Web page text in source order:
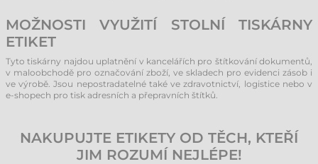
MOŽNOSTI VYUŽITÍ STOLNÍ TISKÁRNY
ETIKET
Tyto tiskárny najdou uplatnění v kancelářích pro štítkování dokumentů,
v maloobchodě pro označování zboží, ve skladech pro evidenci zásob i
ve výrobě. Jsou nepostradatelné také ve zdravotnictví, logistice nebo v
e-shopech pro tisk adresních a přepravních štítků.
NAKUPUJTE ETIKETY OD TĚCH, KTEŘÍ
JIM ROZUMÍ NEJLÉPE!